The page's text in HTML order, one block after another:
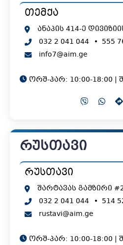
თემქა
ანაპის 414-ე
032 2 041 044 • 555
info7@aim.ge
ორშ-პარ: 10:00-18:00 |
რუსთავი
რუსთავი
შარტავას გამზირი
032 2 041 044 • 514
rustavi@aim.ge
ორშ-პარ: 10:00-18:00 |